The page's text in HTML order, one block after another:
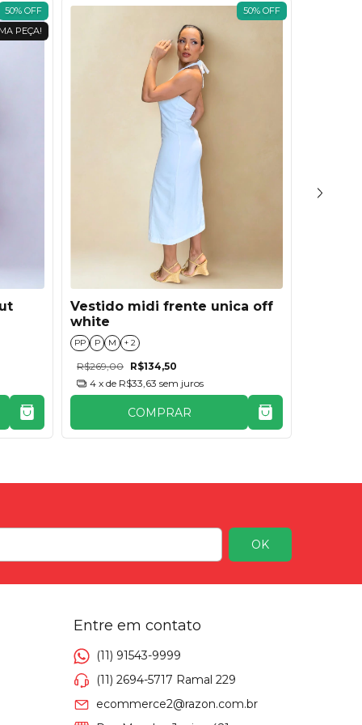
50% OFF
PEÇA!
50% OFF
Vestido midi frente unica off
white
PP P M + 2
R$269,00 R$134,50
4 x de R$33,63 sem juros
COMPRAR
Entre em contato
(11) 91543-9999
(11) 2694-5717 Ramal 229
ecommerce2@razon.com.br